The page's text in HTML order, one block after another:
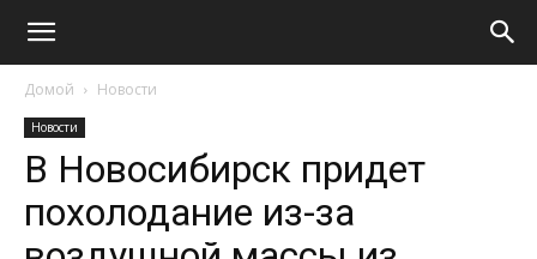
Домой Новости
Новости
В Новосибирск придет
похолодание из-за